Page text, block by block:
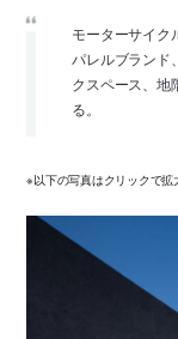
モーターサイク
パレルブランド
クスペース、地
る。
※以下の写真はクリックで拡